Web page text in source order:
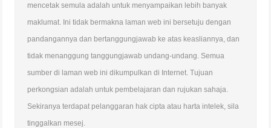
mencetak semula adalah untuk menyampaikan lebih banyak
maklumat. Ini tidak bermakna laman web ini bersetuju dengan
pandangannya dan bertanggungjawab ke atas keasliannya, dan
tidak menanggung tanggungjawab undang-undang. Semua
sumber di laman web ini dikumpulkan di Internet. Tujuan
perkongsian adalah untuk pembelajaran dan rujukan sahaja.
Sekiranya terdapat pelanggaran hak cipta atau harta intelek, sila
tinggalkan mesej.